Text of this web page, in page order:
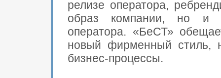
релизе оператора,
образ компании, но и
оператора. «БеСТ»
новый фирменный стиль,
бизнес-процессы.